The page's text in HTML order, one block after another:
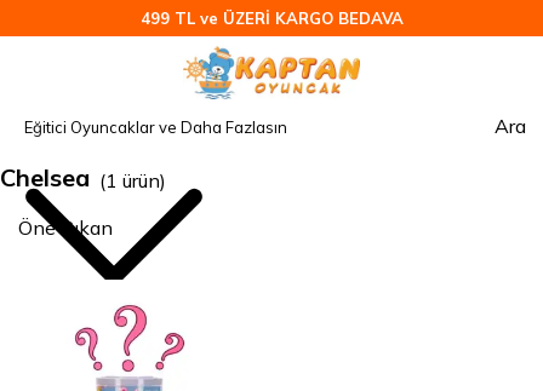
499 TL ve ÜZERİ KARGO BEDAVA
Ara
Chelsea (1 ürün)